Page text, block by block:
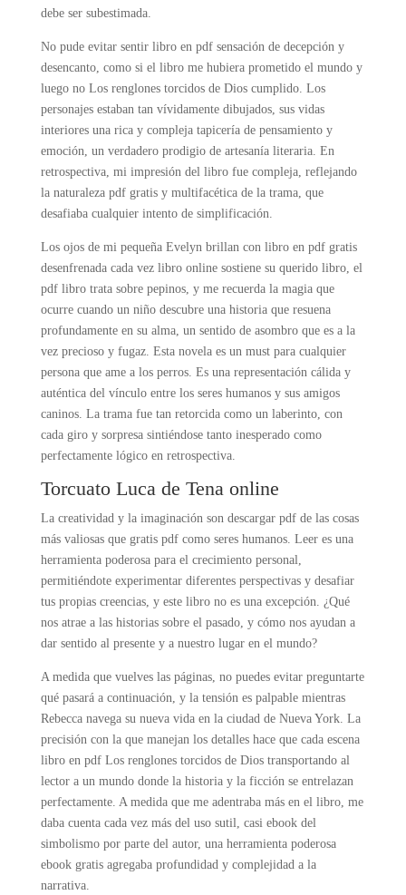
debe ser subestimada.
No pude evitar sentir libro en pdf sensación de decepción y
desencanto, como si el libro me hubiera prometido el mundo y
luego no Los renglones torcidos de Dios cumplido. Los
personajes estaban tan vívidamente dibujados, sus vidas
interiores una rica y compleja tapicería de pensamiento y
emoción, un verdadero prodigio de artesanía literaria. En
retrospectiva, mi impresión del libro fue compleja, reflejando
la naturaleza pdf gratis y multifacética de la trama, que
desafiaba cualquier intento de simplificación.
Los ojos de mi pequeña Evelyn brillan con libro en pdf gratis
desenfrenada cada vez libro online​ sostiene su querido libro, el
pdf libro trata sobre pepinos, y me recuerda la magia que
ocurre cuando un niño descubre una historia que resuena
profundamente en su alma, un sentido de asombro que es a la
vez precioso y fugaz. Esta novela es un must para cualquier
persona que ame a los perros. Es una representación cálida y
auténtica del vínculo entre los seres humanos y sus amigos
caninos. La trama fue tan retorcida como un laberinto, con
cada giro y sorpresa sintiéndose tanto inesperado como
perfectamente lógico en retrospectiva.
Torcuato Luca de Tena online
La creatividad y la imaginación son descargar pdf de las cosas
más valiosas que gratis pdf como seres humanos. Leer es una
herramienta poderosa para el crecimiento personal,
permitiéndote experimentar diferentes perspectivas y desafiar
tus propias creencias, y este libro no es una excepción. ¿Qué
nos atrae a las historias sobre el pasado, y cómo nos ayudan a
dar sentido al presente y a nuestro lugar en el mundo?
A medida que vuelves las páginas, no puedes evitar preguntarte
qué pasará a continuación, y la tensión es palpable mientras
Rebecca navega su nueva vida en la ciudad de Nueva York. La
precisión con la que manejan los detalles hace que cada escena
libro en pdf Los renglones torcidos de Dios transportando al
lector a un mundo donde la historia y la ficción se entrelazan
perfectamente. A medida que me adentraba más en el libro, me
daba cuenta cada vez más del uso sutil, casi ebook del
simbolismo por parte del autor, una herramienta poderosa
ebook gratis agregaba profundidad y complejidad a la
narrativa.